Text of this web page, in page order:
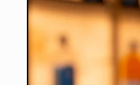
informações
do produto